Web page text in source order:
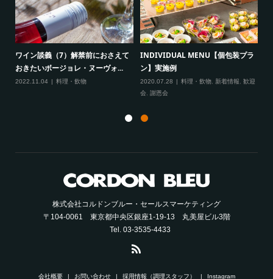
ワイン談義（7）解禁前におさえて
おきたいボージョレ・ヌーヴォ...
2022.11.04 料理・飲物
INDIVIDUAL MENU【個包装プラ
ン】実施例
2020.07.28 料理・飲物, 新着情報
歓迎
会, 謝恩会
株式会社コルドンブルー・セールスマーケティング
〒104-0061 東京都中央区銀座1-19-13 丸美屋ビル3階
Tel. 03-3535-4433
会社概要 お問い合わせ 採用情報（調理スタッフ） Instagram